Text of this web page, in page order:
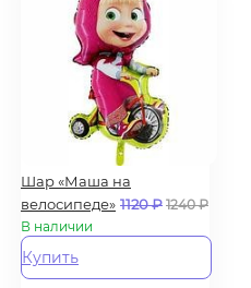
Шар «Маша на
велосипеде» 1120₽ 1240₽
В наличии
Купить